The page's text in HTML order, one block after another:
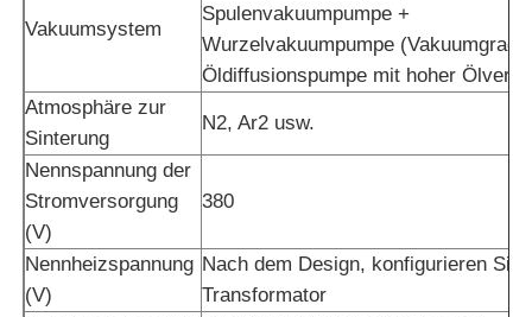
Vakuumsystem
Spulenvakuumpumpe +
Wurzelvakuumpumpe (Vakuumgrad
Öldiffusionspumpe mit hoher
Atmosphäre zur
Sinterung
N2, Ar2 usw.
Nennspannung der
Stromversorgung
(V)
380
Nennheizspannung
(V)
Nach dem Design, konfigurieren Sie
Transformator